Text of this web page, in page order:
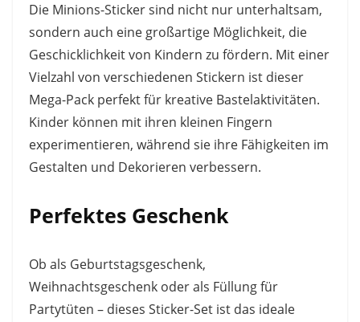
Die Minions-Sticker sind nicht nur unterhaltsam,
sondern auch eine großartige Möglichkeit, die
Geschicklichkeit von Kindern zu fördern. Mit einer
Vielzahl von verschiedenen Stickern ist dieser
Mega-Pack perfekt für kreative Bastelaktivitäten.
Kinder können mit ihren kleinen Fingern
experimentieren, während sie ihre Fähigkeiten im
Gestalten und Dekorieren verbessern.
Perfektes Geschenk
Ob als Geburtstagsgeschenk,
Weihnachtsgeschenk oder als Füllung für
Partytüten – dieses Sticker-Set ist das ideale